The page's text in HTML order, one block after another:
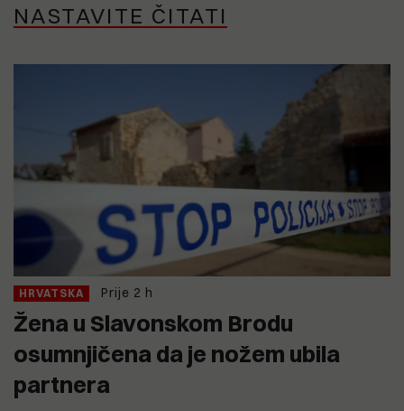
NASTAVITE ČITATI
HRVATSKA Prije 2 h
Žena u Slavonskom Brodu
osumnjičena da je nožem ubila
partnera